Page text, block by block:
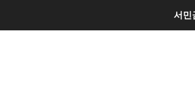
서민